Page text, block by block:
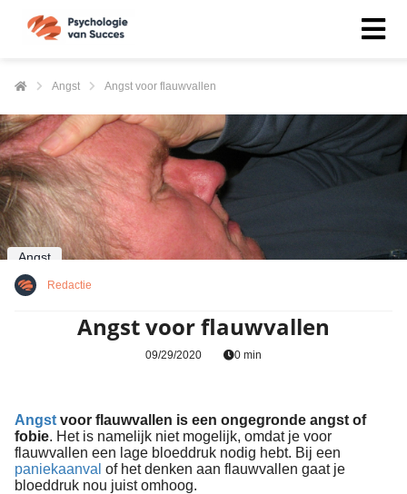
Angst Angst voor flauwvallen
Angst
Redactie
Angst voor flauwvallen
09/29/2020 0 min
Angst voor flauwvallen is een ongegronde angst of
fobie. Het is namelijk niet mogelijk, omdat je voor
flauwvallen een lage bloeddruk nodig hebt. Bij een
paniekaanval of het denken aan flauwvallen gaat je
bloeddruk nou juist omhoog.